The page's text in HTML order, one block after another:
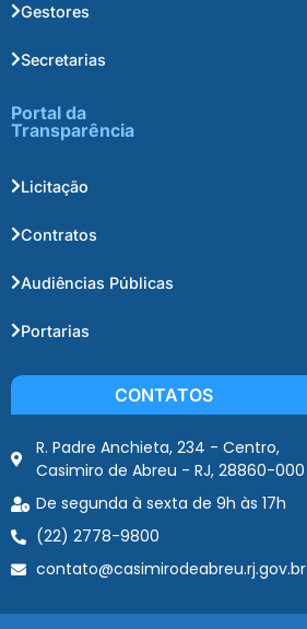
Gestores
Secretarias
Portal da
Transparência
Licitação
Contratos
Audiências Públicas
Portarias
CONTATOS
R. Padre Anchieta, 234 - Centro,
Casimiro de Abreu - RJ, 28860-000
De segunda à sexta de 9h às 17h
(22) 2778-9800
contato@casimirodeabreu.rj.gov.br